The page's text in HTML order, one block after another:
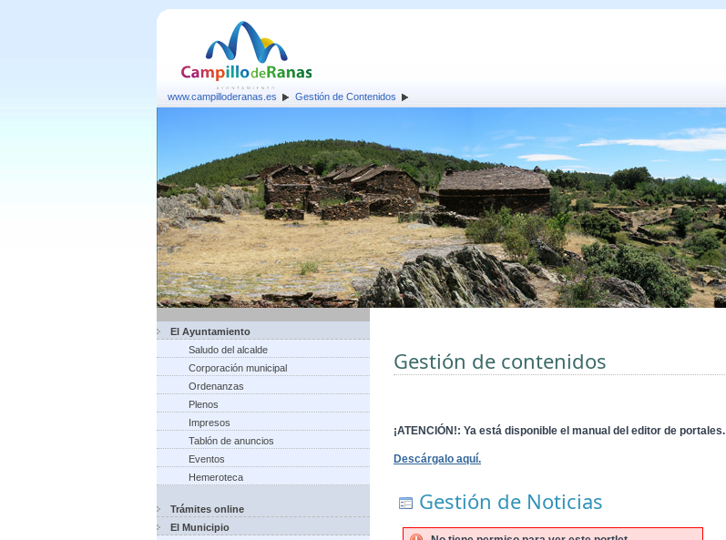
www.campilloderanas.es Gestión de Contenidos
El Ayuntamiento
Saludo del alcalde
Corporación municipal
Ordenanzas
Plenos
Impresos
Tablón de anuncios
Eventos
Hemeroteca
Trámites online
El Municipio
Gestión de contenidos
¡ATENCIÓN!: Ya está disponible el manual del editor de portales.
Descárgalo aquí.
Gestión de Noticias